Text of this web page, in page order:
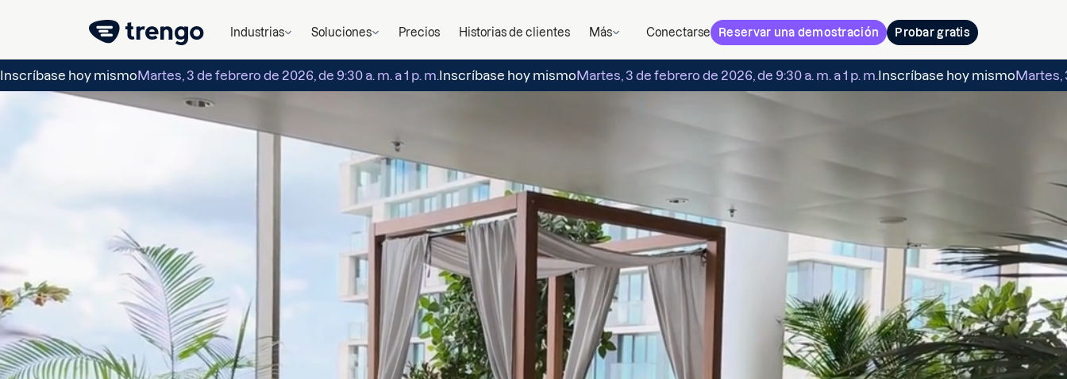
Industrias Soluciones Precios Historias de clientes Más Conectarse Reservar una demostración Probar gratis
Inscríbase hoy mismoMartes, 3 de febrero de 2026, de 9:30 a. m. a 1 p. m. Inscríbase hoy mismoMartes, 3 de febrero de 2026, de 9:30 a. m. a 1 p. m. Inscríbase hoy mismoMartes,